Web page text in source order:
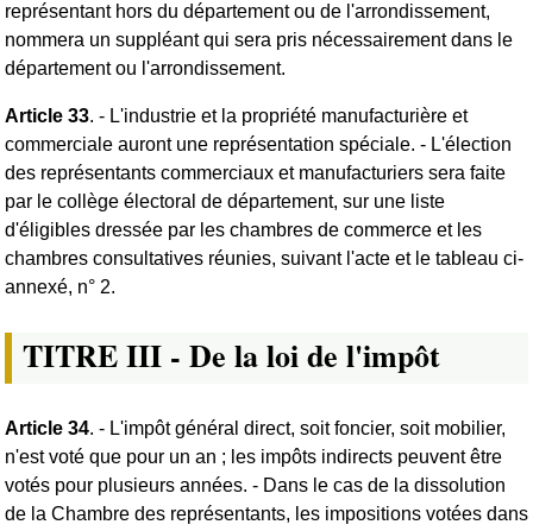
représentant hors du département ou de l'arrondissement,
nommera un suppléant qui sera pris nécessairement dans le
département ou l'arrondissement.
Article 33. - L'industrie et la propriété manufacturière et
commerciale auront une représentation spéciale. - L'élection
des représentants commerciaux et manufacturiers sera faite
par le collège électoral de département, sur une liste
d'éligibles dressée par les chambres de commerce et les
chambres consultatives réunies, suivant l'acte et le tableau ci-
annexé, n° 2.
TITRE III - De la loi de l'impôt
Article 34. - L'impôt général direct, soit foncier, soit mobilier,
n'est voté que pour un an ; les impôts indirects peuvent être
votés pour plusieurs années. - Dans le cas de la dissolution
de la Chambre des représentants, les impositions votées dans